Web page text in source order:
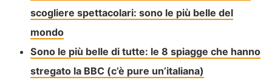
scogliere spettacolari: sono le più belle del
mondo
Sono le più belle di tutte: le 8 spiagge che hanno
stregato la BBC (c’è pure un’italiana)